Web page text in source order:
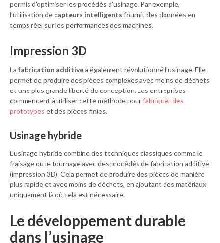
permis d’optimiser les procédés d’usinage. Par exemple,
l’utilisation de capteurs intelligents fournit des données en
temps réel sur les performances des machines.
Impression 3D
La fabrication additivea également révolutionné l’usinage. Elle
permet de produire des pièces complexes avec moins de déchets
et une plus grande liberté de conception. Les entreprises
commencent à utiliser cette méthode pourfabriquer des
prototypes et des pièces finies.
Usinage hybride
L’usinage hybride combine des techniques classiques comme le
fraisage ou le tournage avec des procédés de fabrication additive
(impression 3D). Cela permet de produire des pièces de manière
plus rapide et avec moins de déchets, en ajoutant des matériaux
uniquement là où cela est nécessaire.
Le développement durable
dans l’usinage